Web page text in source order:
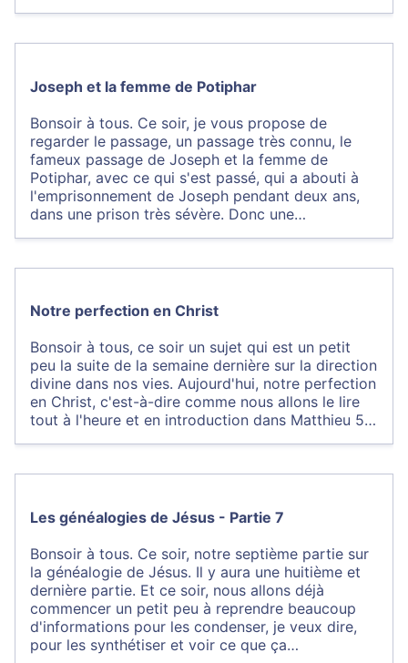
Joseph et la femme de Potiphar
Bonsoir à tous. Ce soir, je vous propose de
regarder le passage, un passage très connu, le
fameux passage de Joseph et la femme de
Potiphar, avec ce qui s'est passé, qui a abouti à
l'emprisonnement de Joseph pendant deux ans,
dans une prison très sévère. Donc une…
Notre perfection en Christ
Bonsoir à tous, ce soir un sujet qui est un petit
peu la suite de la semaine dernière sur la direction
divine dans nos vies. Aujourd'hui, notre perfection
en Christ, c'est-à-dire comme nous allons le lire
tout à l'heure et en introduction dans Matthieu 5…
Les généalogies de Jésus - Partie 7
Bonsoir à tous. Ce soir, notre septième partie sur
la généalogie de Jésus. Il y aura une huitième et
dernière partie. Et ce soir, nous allons déjà
commencer un petit peu à reprendre beaucoup
d'informations pour les condenser, je veux dire,
pour les synthétiser et voir ce que ça…